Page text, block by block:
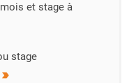
et stage à
stage